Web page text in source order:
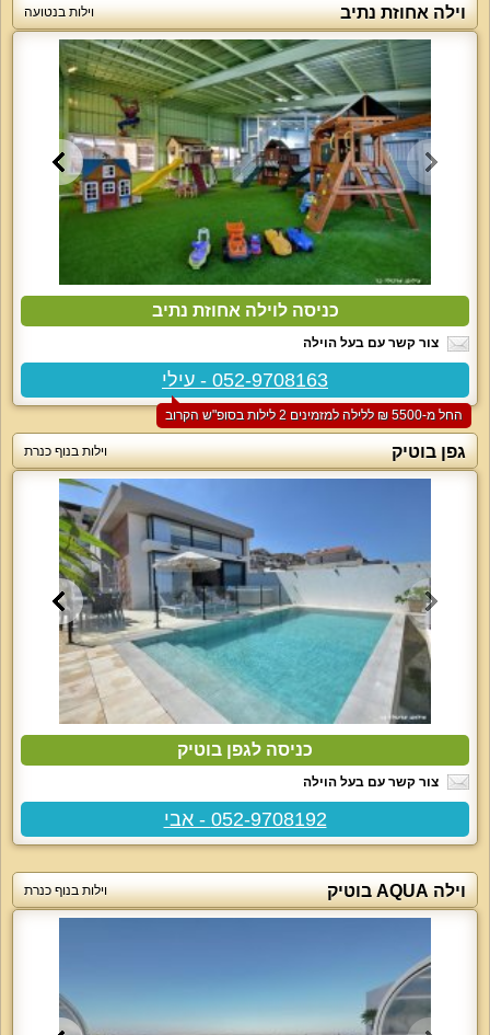
וילה אחוזת נתיב וילות בנטועה
כניסה לוילה אחוזת נתיב
צור קשר עם בעל הוילה
052-9708163 - עילי
החל מ-‏5500 ₪ ללילה למזמינים 2 לילות בסופ"ש הקרוב
גפן בוטיק וילות בנוף כנרת
כניסה לגפן בוטיק
צור קשר עם בעל הוילה
052-9708192 - אבי
וילה AQUA בוטיק וילות בנוף כנרת